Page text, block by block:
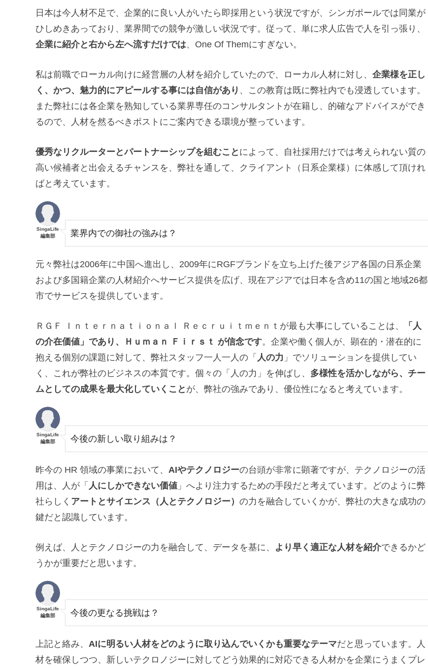
日本は今人材不足で、企業的に良い人がいたら即採用という状況ですが、シンガポールでは同業が
ひしめきあっており、業界間での競争が激しい状況です。従って、単に求人広告で人を引っ張り、
企業に紹介と右から左へ流すだけでは、One Of Themにすぎない。
私は前職でローカル向けに経営層の人材を紹介していたので、ローカル人材に対し、 企業様を正し
く、かつ、魅力的にアピールする事には自信があり 、この教育は既に弊社内でも浸透しています。
また弊社には各企業を熟知している業界専任のコンサルタントが在籍し、的確なアドバイスができ
るので、人材を然るべきポストにご案内できる環境が整っています。
優秀なリクルーターとパートナーシップを組むこと によって、自社採用だけでは考えられない質の
高い候補者と出会えるチャンスを、弊社を通して、クライアント（日系企業様）に体感して頂けれ
ばと考えています。
SingaLife
編集部
業界内での御社の強みは？
元々弊社は2006年に中国へ進出し、2009年にRGFブランドを立ち上げた後アジア各国の日系企業
および多国籍企業の人材紹介へサービス提供を広げ、現在アジアでは日本を含め11の国と地域26都
市でサービスを提供しています。
ＲＧＦ Ｉｎｔｅｒｎａｔｉｏｎａｌ Ｒｅｃｒｕｉｔｍｅｎｔが最も大事にしていることは、
「人
の介在価値」であり、Ｈｕｍａｎ Ｆｉｒｓｔ が信念です。企業や働く個人が、顕在的・潜在的に
抱える個別の課題に対して、弊社スタッフ一人一人の「 人の力 」でソリューションを提供してい
く、これが弊社のビジネスの本質です。個々の「人の力」を伸ばし、 多様性を活かしながら、チー
ムとしての成果を最大化していくこと が、弊社の強みであり、優位性になると考えています。
SingaLife
編集部
今後の新しい取り組みは？
昨今の HR 領域の事業において、 AIやテクノロジーの台頭が非常に顕著ですが、テクノロジーの活
用は、人が「 人にしかできない価値 」へより注力するための手段だと考えています。どのように弊
社らしく アートとサイエンス（人とテクノロジー） の力を融合していくかが、弊社の大きな成功の
鍵だと認識しています。
例えば、人とテクノロジーの力を融合して、データを基に、 より早く適正な人材を紹介できるかど
うかが重要だと思います。
SingaLife
編集部
今後の更なる挑戦は？
上記と絡み、 AIに明るい人材をどのように取り込んでいくかも重要なテーマだと思っています。人
材を確保しつつ、新しいテクロノジーに対してどう効果的に対応できる人材かを企業にうまくプレ